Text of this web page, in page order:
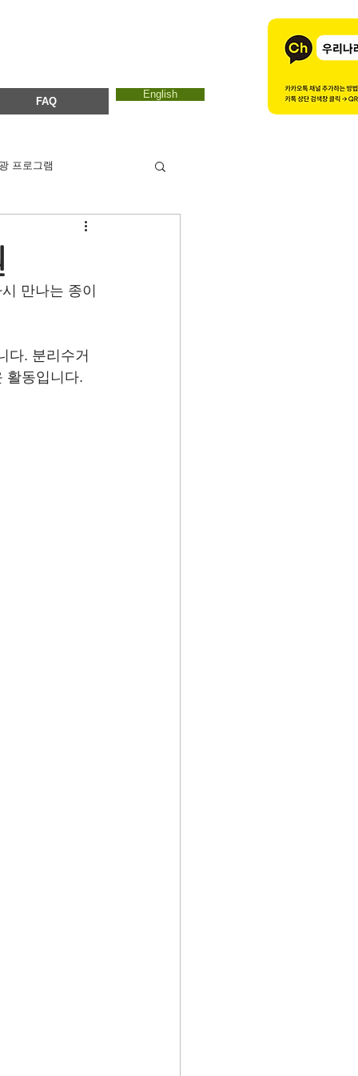
FAQ
English
프로그램
에코마마
ESTC 2017
만나는 종이
다. 분리수거
활동입니다.